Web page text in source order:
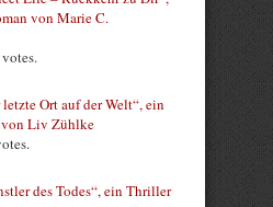
von Marie C.
Ort auf der Welt“, ein
Liv Zühlke
des Todes“, ein Thriller